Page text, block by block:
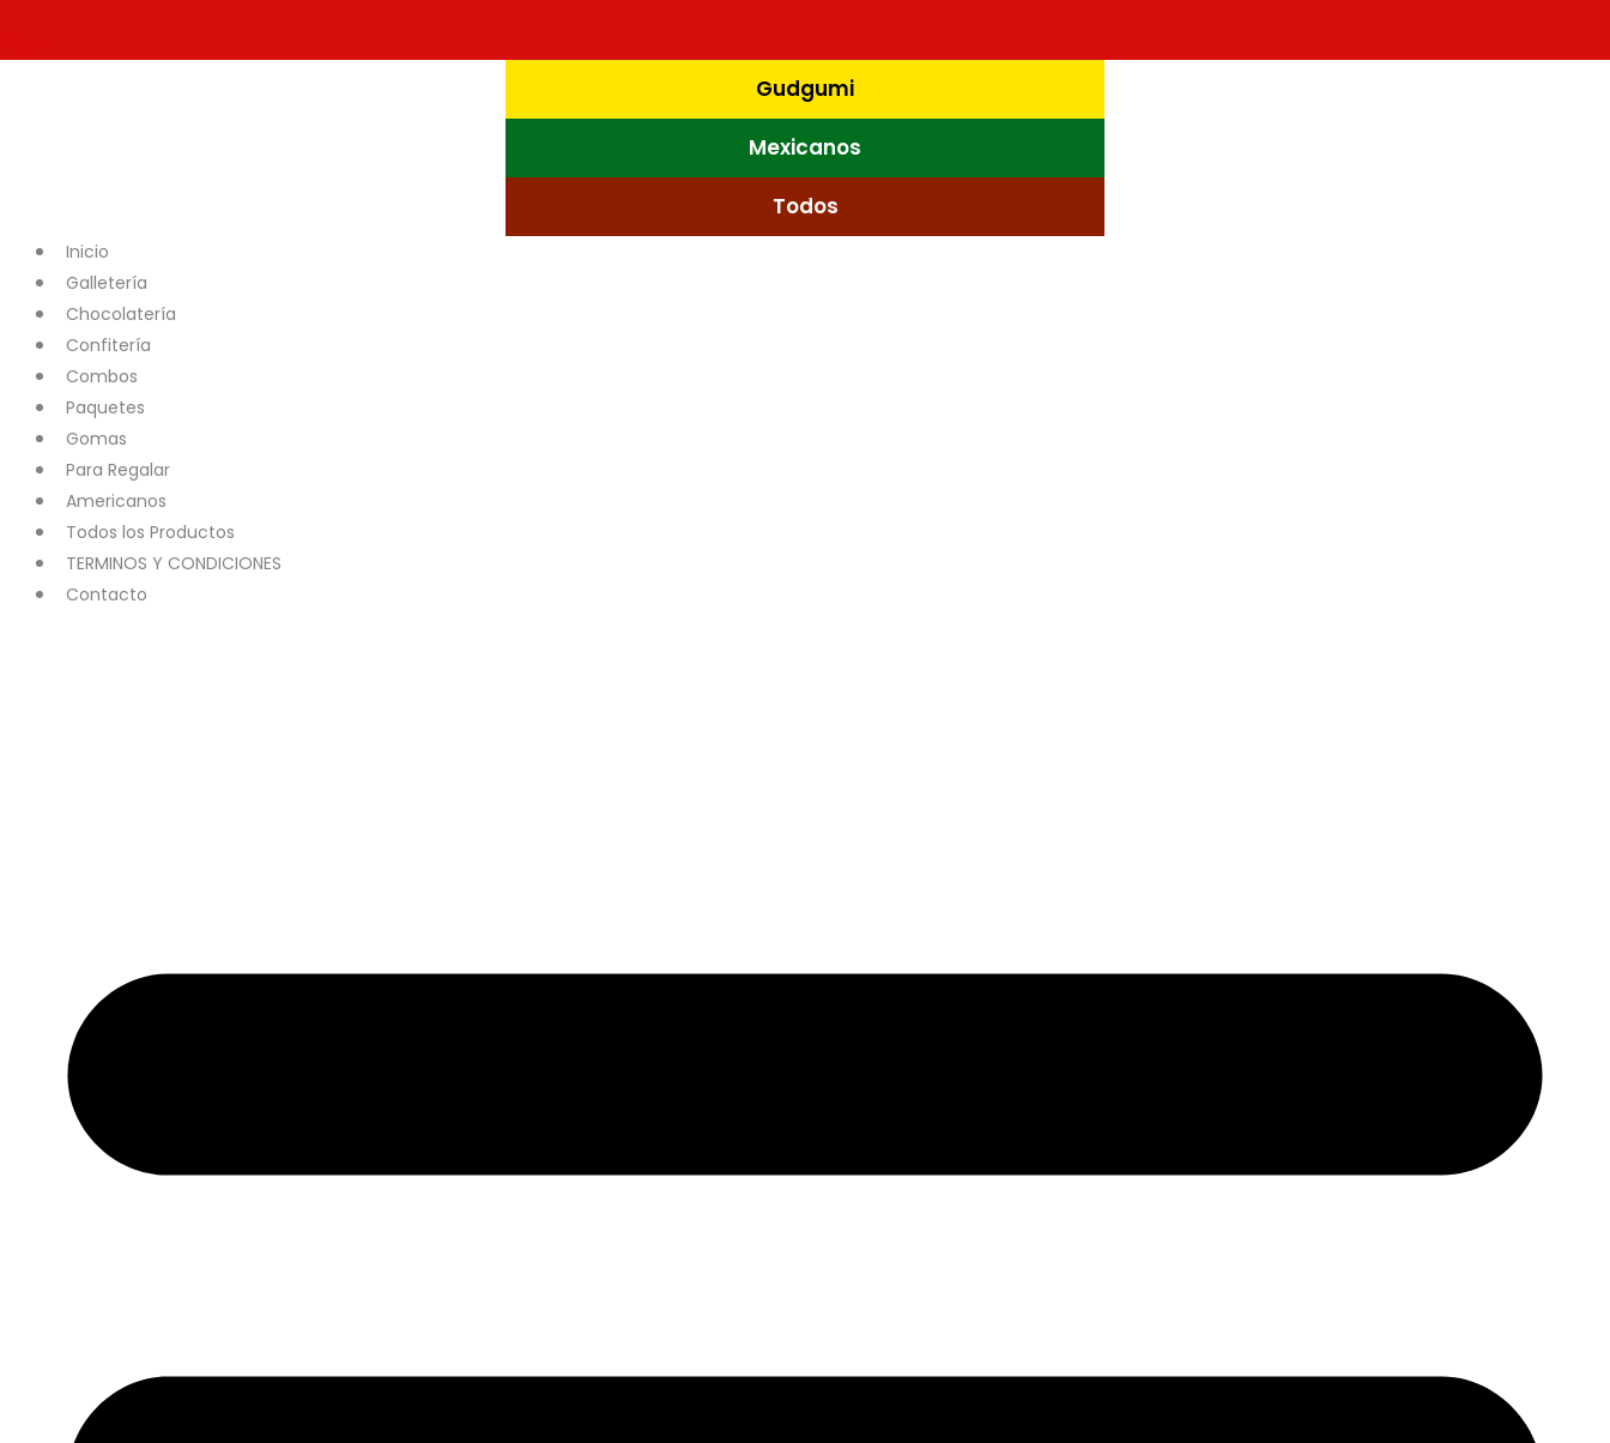
Gudgumi
Mexicanos
Todos
Inicio
Galletería
Chocolatería
Confitería
Combos
Paquetes
Gomas
Para Regalar
Americanos
Todos los Productos
TERMINOS Y CONDICIONES
Contacto